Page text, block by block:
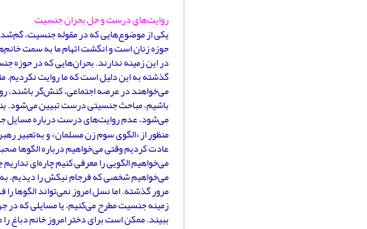
روایت‌های درست و حل بحران جنسیت
یکی از موضوع‌هایی که در مقوله جنسیت،
حوزه زنان است و انگشت اتهام ما به سمت
در این زمینه ندارند. بحران‌هایی که در حوزه
گذشته به این دلیل است که ما روایت نکردیم.
می‌خواهند در عرصه اجتماعی، کنش‌گر باشند،
باشیم، مباحث جنسیتی درست تبیین می‌شود.
می‌شود، عدم روایت‌های درست درباره مسایل
منظور از «الگوی سوم زن مسلمان» و به‌تعبیر
عادت کردیم وقتی می‌خواهیم درباره الگوها
می‌خواهیم الگویی را معرفی کنیم چاره‌ای
می‌خواهیم شخصی که فرجام نیکش را دیدیم،
مرور گذشته. اما نسل امروز نمی‌تواند الگوها
زمینه جنسیت مطرح می‌کنیم، یا مسایلی که در
ببیند. ممکن است برای دختر امروز خانم دباغ را